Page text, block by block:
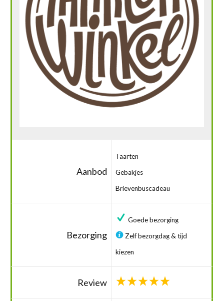
Aanbod
Taarten
Gebakjes
Brievenbuscadeau
Bezorging
Goede bezorging
Zelf bezorgdag & tijd
kiezen
Review